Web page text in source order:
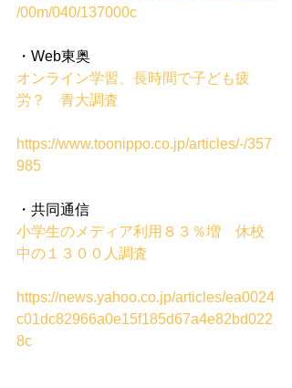
/00m/040/137000c
・Web東奥
オンライン学習、長時間で子ども疲
労？　青大調査
https://www.toonippo.co.jp/articles/-/357
985
・共同通信
小学生のメディア利用８３％増　休校
中の１３００人調査
https://news.yahoo.co.jp/articles/ea0024
c01dc82966a0e15f185d67a4e82bd022
8c